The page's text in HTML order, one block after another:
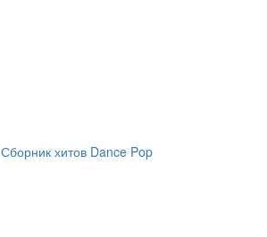
Сборник хитов Dance Pop